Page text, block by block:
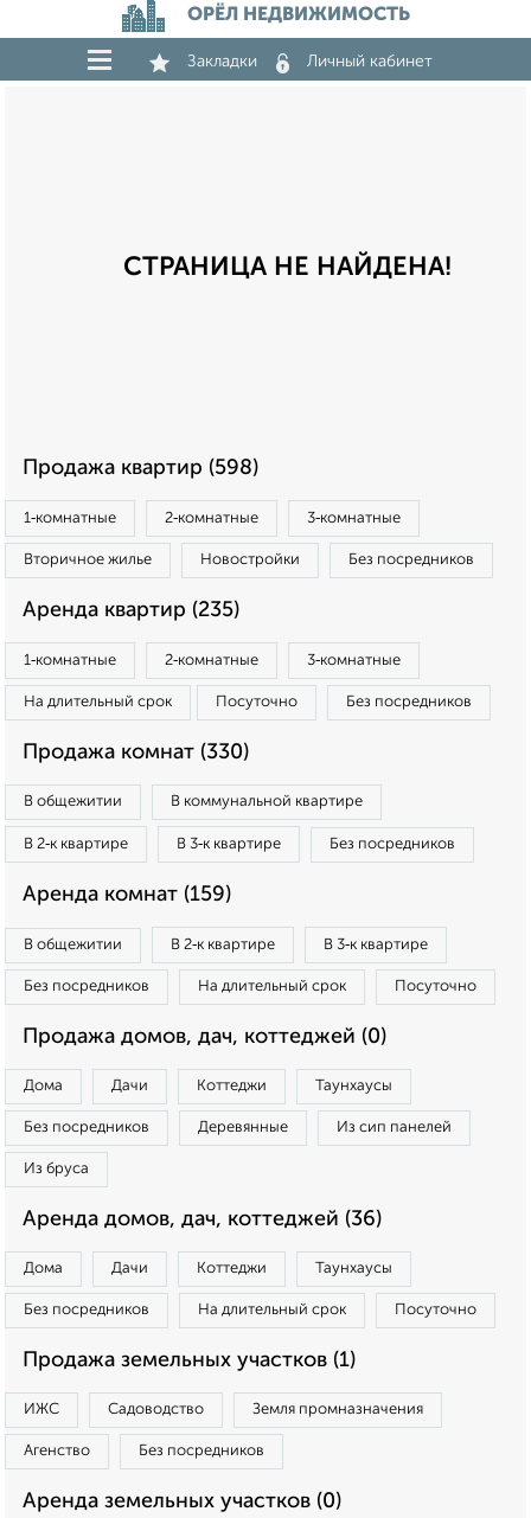
ОРЁЛ НЕДВИЖИМОСТЬ
Закладки Личный кабинет
СТРАНИЦА НЕ НАЙДЕНА!
Продажа квартир (598)
1‑комнатные 2‑комнатные 3‑комнатные
Вторичное жилье Новостройки Без посредников
Аренда квартир (235)
1‑комнатные 2‑комнатные 3‑комнатные
На длительный срок Посуточно Без посредников
Продажа комнат (330)
В общежитии В коммунальной квартире
В 2‑к квартире В 3‑к квартире Без посредников
Аренда комнат (159)
В общежитии В 2‑к квартире В 3‑к квартире
Без посредников На длительный срок Посуточно
Продажа домов, дач, коттеджей (0)
Дома Дачи Коттеджи Таунхаусы
Без посредников Деревянные Из сип панелей
Из бруса
Аренда домов, дач, коттеджей (36)
Дома Дачи Коттеджи Таунхаусы
Без посредников На длительный срок Посуточно
Продажа земельных участков (1)
ИЖС Садоводство Земля промназначения
Агенство Без посредников
Аренда земельных участков (0)